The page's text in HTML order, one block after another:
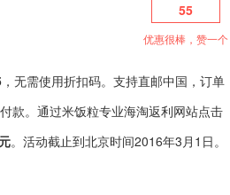
55
优惠很棒，赞一个
，无需使用折扣码。支持直邮中国，订单
款。通过米饭粒专业海淘返利网站点击
。活动截止到北京时间2016年3月1日。